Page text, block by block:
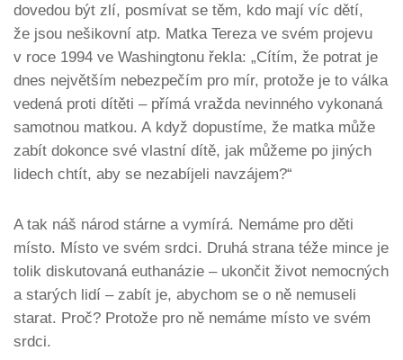
dovedou být zlí, posmívat se těm, kdo mají víc dětí,
že jsou nešikovní atp. Matka Tereza ve svém projevu
v roce 1994 ve Washingtonu řekla: „Cítím, že potrat je
dnes největším nebezpečím pro mír, protože je to válka
vedená proti dítěti – přímá vražda nevinného vykonaná
samotnou matkou. A když dopustíme, že matka může
zabít dokonce své vlastní dítě, jak můžeme po jiných
lidech chtít, aby se nezabíjeli navzájem?“
A tak náš národ stárne a vymírá. Nemáme pro děti
místo. Místo ve svém srdci. Druhá strana téže mince je
tolik diskutovaná euthanázie – ukončit život nemocných
a starých lidí – zabít je, abychom se o ně nemuseli
starat. Proč? Protože pro ně nemáme místo ve svém
srdci.